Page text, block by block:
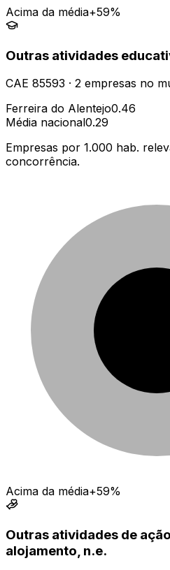
Acima da média+59%
Outras atividades
CAE 85593 · 2 empresas no
Ferreira do Alentejo0.46
Média nacional0.29
Empresas por 1.000 hab.
concorrência.
Acima da média+59%
Outras atividades de
alojamento, n.e.